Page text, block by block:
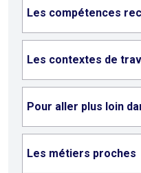
Les compétences
Les contextes de
Pour aller plus loin
Les métiers proches